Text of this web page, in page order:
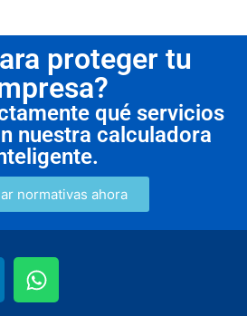
proteger tu
qué servicios
nuestra calculadora
normativas ahora